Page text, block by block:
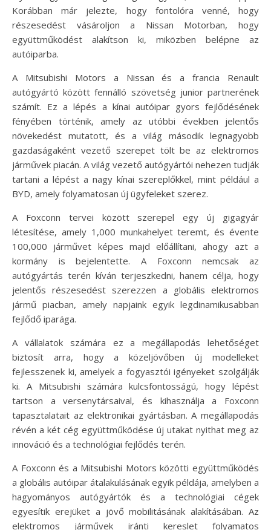
Korábban már jelezte, hogy fontolóra venné, hogy
részesedést vásároljon a Nissan Motorban, hogy
együttműködést alakítson ki, miközben belépne az
autóiparba.
A Mitsubishi Motors a Nissan és a francia Renault
autógyártó között fennálló szövetség junior partnerének
számít. Ez a lépés a kínai autóipar gyors fejlődésének
fényében történik, amely az utóbbi években jelentős
növekedést mutatott, és a világ második legnagyobb
gazdaságaként vezető szerepet tölt be az elektromos
járművek piacán. A világ vezető autógyártói nehezen tudják
tartani a lépést a nagy kínai szereplőkkel, mint például a
BYD, amely folyamatosan új ügyfeleket szerez.
A Foxconn tervei között szerepel egy új gigagyár
létesítése, amely 1,000 munkahelyet teremt, és évente
100,000 járművet képes majd előállítani, ahogy azt a
kormány is bejelentette. A Foxconn nemcsak az
autógyártás terén kíván terjeszkedni, hanem célja, hogy
jelentős részesedést szerezzen a globális elektromos
jármű piacban, amely napjaink egyik legdinamikusabban
fejlődő iparága.
A vállalatok számára ez a megállapodás lehetőséget
biztosít arra, hogy a közeljövőben új modelleket
fejlesszenek ki, amelyek a fogyasztói igényeket szolgálják
ki. A Mitsubishi számára kulcsfontosságú, hogy lépést
tartson a versenytársaival, és kihasználja a Foxconn
tapasztalatait az elektronikai gyártásban. A megállapodás
révén a két cég együttműködése új utakat nyithat meg az
innováció és a technológiai fejlődés terén.
A Foxconn és a Mitsubishi Motors közötti együttműködés
a globális autóipar átalakulásának egyik példája, amelyben a
hagyományos autógyártók és a technológiai cégek
egyesítik erejüket a jövő mobilitásának alakításában. Az
elektromos járművek iránti kereslet folyamatos